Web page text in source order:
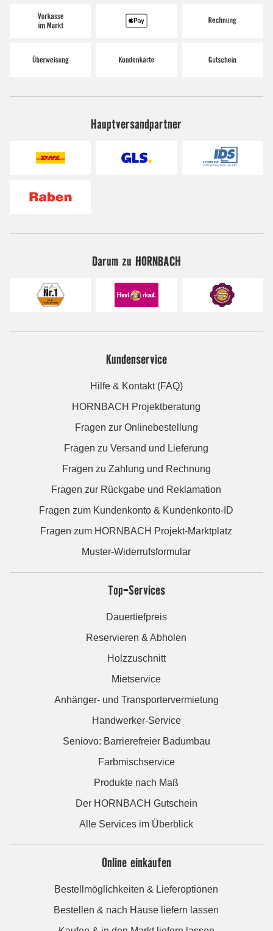
Hauptversandpartner
Darum zu HORNBACH
Kundenservice
Hilfe & Kontakt (FAQ)
HORNBACH Projektberatung
Fragen zur Onlinebestellung
Fragen zu Versand und Lieferung
Fragen zu Zahlung und Rechnung
Fragen zur Rückgabe und Reklamation
Fragen zum Kundenkonto & Kundenkonto-ID
Fragen zum HORNBACH Projekt-Marktplatz
Muster-Widerrufsformular
Top-Services
Dauertiefpreis
Reservieren & Abholen
Holzzuschnitt
Mietservice
Anhänger- und Transportervermietung
Handwerker-Service
Seniovo: Barrierefreier Badumbau
Farbmischservice
Produkte nach Maß
Der HORNBACH Gutschein
Alle Services im Überblick
Online einkaufen
Bestellmöglichkeiten & Lieferoptionen
Bestellen & nach Hause liefern lassen